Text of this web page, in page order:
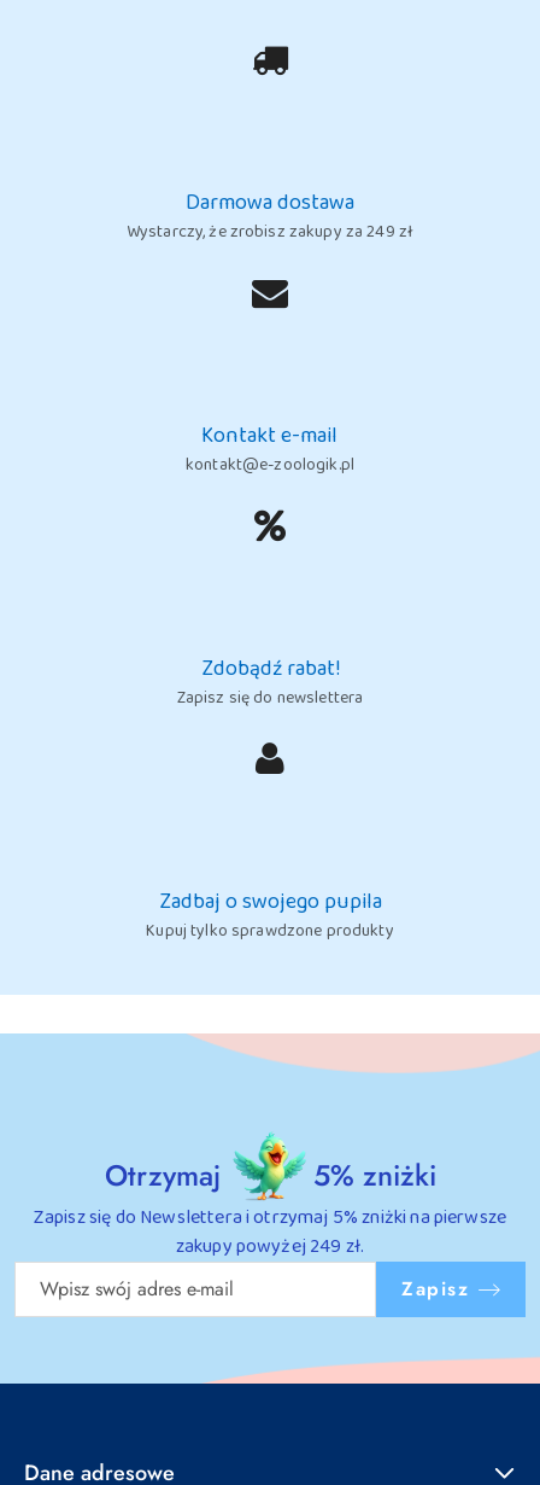
Darmowa dostawa
Wystarczy, że zrobisz zakupy za 249 zł
Kontakt e-mail
kontakt@e-zoologik.pl
Zdobądź rabat!
Zapisz się do newslettera
Zadbaj o swojego pupila
Kupuj tylko sprawdzone produkty
Otrzymaj 5% zniżki
Zapisz się do Newslettera i otrzymaj 5% zniżki na pierwsze
zakupy powyżej 249 zł.
Zapisz
Dane adresowe